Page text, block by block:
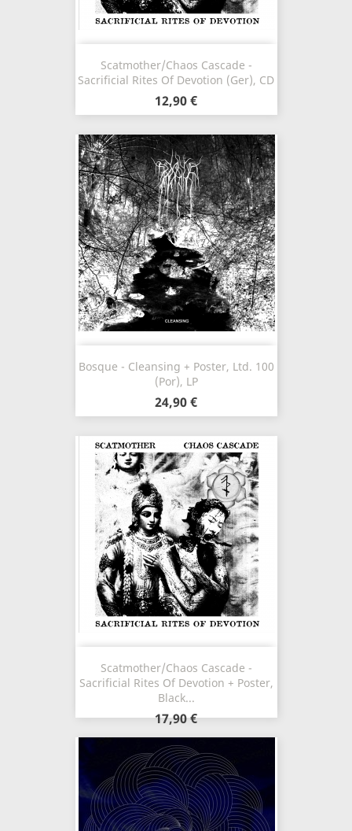
Scatmother/Chaos Cascade -
Sacrificial Rites Of Devotion (Ger), CD
12,90 €
Bosque - Cleansing + Poster, Ltd. 100
(Por), LP
24,90 €
Scatmother/Chaos Cascade -
Sacrificial Rites Of Devotion + Poster,
Black...
17,90 €